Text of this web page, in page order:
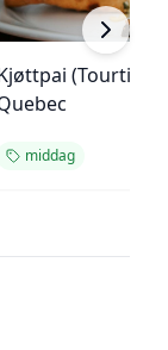
middag